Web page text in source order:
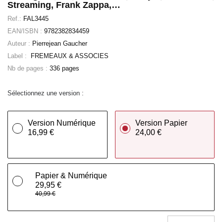
Streaming, Frank Zappa,…
Ref.: FAL3445
EAN/ISBN : 9782382834459
Auteur : Pierrejean Gaucher
Label :
FREMEAUX & ASSOCIES
Nb de pages : 336 pages
Sélectionnez une version :
Version Numérique
16,99 €
Version Papier
24,00 €
Papier & Numérique
29,95 €
40,99 €